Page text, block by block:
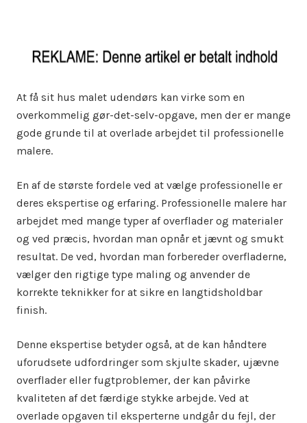
At få sit hus malet udendørs kan virke som en
overkommelig gør-det-selv-opgave, men der er mange
gode grunde til at overlade arbejdet til professionelle
malere.
En af de største fordele ved at vælge professionelle er
deres ekspertise og erfaring. Professionelle malere har
arbejdet med mange typer af overflader og materialer
og ved præcis, hvordan man opnår et jævnt og smukt
resultat. De ved, hvordan man forbereder overfladerne,
vælger den rigtige type maling og anvender de
korrekte teknikker for at sikre en langtidsholdbar
finish.
Denne ekspertise betyder også, at de kan håndtere
uforudsete udfordringer som skjulte skader, ujævne
overflader eller fugtproblemer, der kan påvirke
kvaliteten af det færdige stykke arbejde. Ved at
overlade opgaven til eksperterne undgår du fejl, der